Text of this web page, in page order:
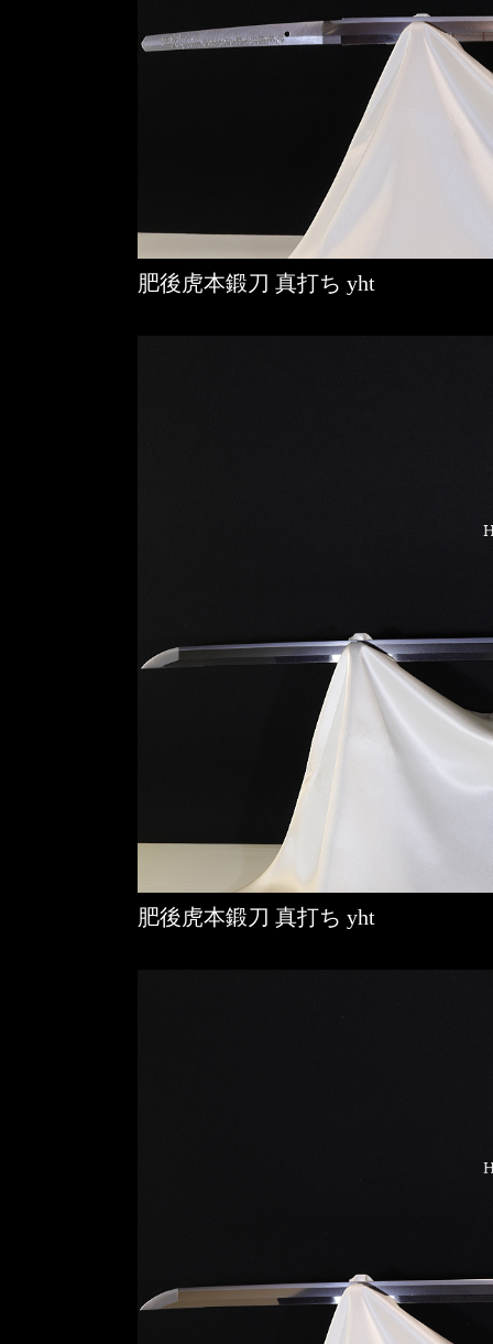
肥後虎本鍛刀 真打ち yht
肥後虎本鍛刀 真打ち yht